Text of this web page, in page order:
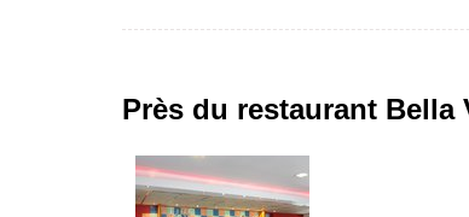
Près du restaurant Bella